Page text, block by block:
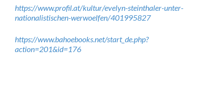
https://www.profil.at/kultur/evelyn-steinthaler-unter-
nationalistischen-werwoelfen/401995827
https://www.bahoebooks.net/start_de.php?
action=201&id=176